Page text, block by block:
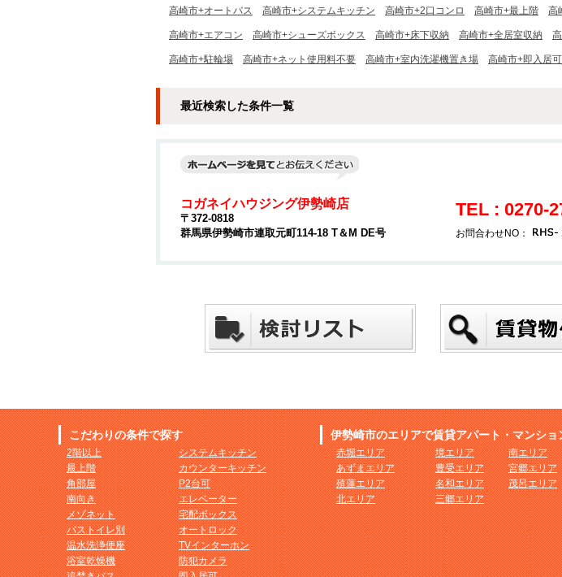
高崎市+オートバス 高崎市+システムキッチン 高崎市+2口コンロ 高崎市+最上階 高
高崎市+エアコン 高崎市+シューズボックス 高崎市+床下収納 高崎市+全居室収納
高崎市+駐輪場 高崎市+ネット使用料不要 高崎市+室内洗濯機置き場 高崎市+即入居可
最近検索した条件一覧
コガネイハウジング伊勢崎店
〒372-0818
群馬県伊勢崎市連取元町114-18 T＆M DE号
TEL : 0270-
お問合わせNO：
こだわりの条件で探す
2階以上
最上階
角部屋
南向き
メゾネット
バストイレ別
温水洗浄便座
浴室乾燥機
システムキッチン
カウンターキッチン
P2台可
エレベーター
宅配ボックス
オートロック
TVインターホン
防犯カメラ
伊勢崎市のエリアで賃貸アパート・マンショ
赤堀エリア
あずまエリア
殖蓮エリア
北エリア
境エリア
豊受エリア
名和エリア
三郷エリア
南エリア
宮郷エリア
茂呂エリア